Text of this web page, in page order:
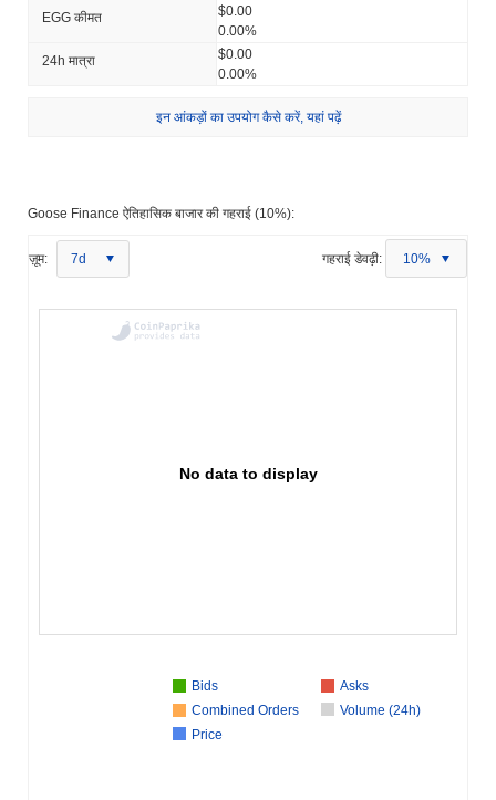
EGG कीमत
$0.00
0.00%
24h मात्रा
$0.00
0.00%
इन आंकड़ों का उपयोग कैसे करें, यहां पढ़ें
Goose Finance ऐतिहासिक बाजार की गहराई (10%):
ज़ूम: 7d गहराई डेवढ़ी: 10%
No data to display
Bids
Asks
Combined Orders
Volume (24h)
Price